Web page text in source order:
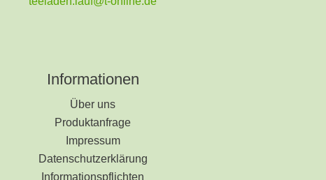
Informationen
Über uns
Produktanfrage
Impressum
Datenschutzerklärung
Informationspflichten